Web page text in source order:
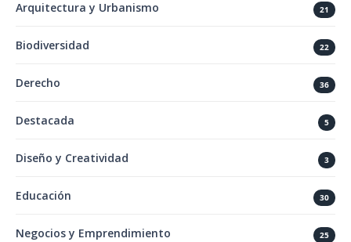
Arquitectura y Urbanismo 21
Biodiversidad 22
Derecho 36
Destacada 5
Diseño y Creatividad 3
Educación 30
Negocios y Emprendimiento 25